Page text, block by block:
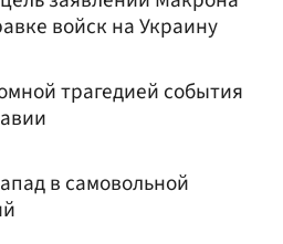
войск на Украину
трагедией события
в самовольной